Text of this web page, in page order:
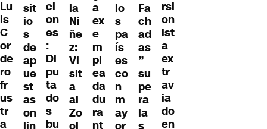
Lu
is
C
or
de
ro
fr
us
tr
a
sit
io
s
de
ap
ue
st
as
on
lin
ci
on
es
:
Di
pu
ta
do
s
bu
la
Ni
ñe
z:
Vi
sit
a
al
Zo
ol
a
ex
e
m
pl
ea
da
du
ra
nt
lo
s
pa
ís
es
co
n
m
ay
or
Fa
ch
ad
as
”
su
pe
ra
la
s
rsi
on
ist
a
ex
tr
av
ia
do
en